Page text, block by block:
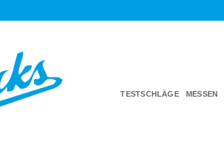
TESTSCHLÄGE MESSEN